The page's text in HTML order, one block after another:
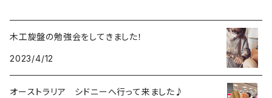
木工旋盤の勉強会をしてきました！
2023/4/12
オーストラリア シドニーへ行って来ました♪